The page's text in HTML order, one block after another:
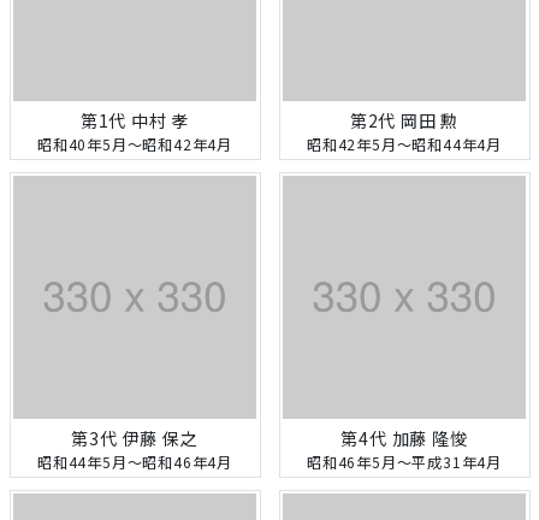
第1代 中村 孝
昭和40年5月～昭和42年4月
第2代 岡田 勲
昭和42年5月～昭和44年4月
第3代 伊藤 保之
昭和44年5月～昭和46年4月
第4代 加藤 隆悛
昭和46年5月～平成31年4月